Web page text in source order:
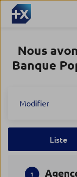
Nous
Banque
Modifier
Liste
1